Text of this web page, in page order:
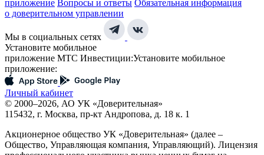
приложение Вопросы и ответы Обязательная информация
о доверительном управлении
Мы в социальных сетях
Установите мобильное
приложение МТС Инвестиции:Установите мобильное
приложение:
Личный кабинет
© 2000–2026, АО УК «Доверительная»
115432, г. Москва, пр-кт Андропова, д. 18 к. 1
Акционерное общество УК «Доверительная» (далее –
Общество, Управляющая компания, Управляющий). Лицензия